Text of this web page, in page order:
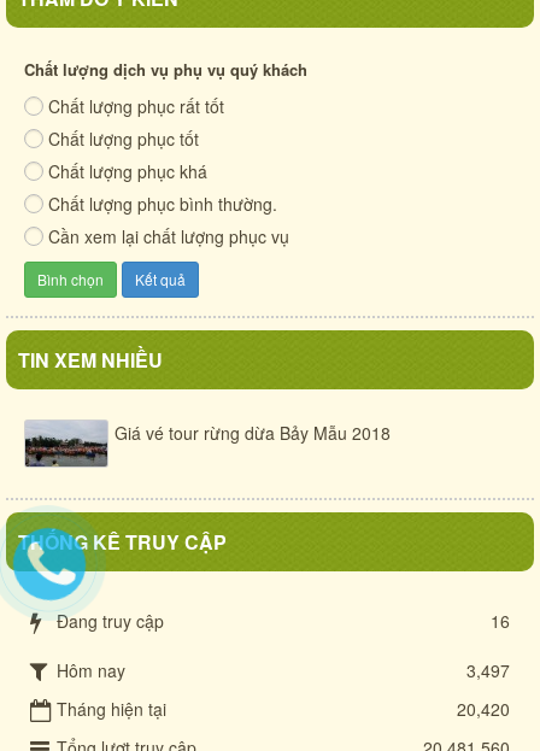
Xã Cẩm Thanh chung sức ươm mầm phần I
Cuộc sống quê xưa
Cẩm Thanh - mảnh đất anh hùng
Chất lượng dịch vụ phụ vụ quý khách
Chất lượng phục rất tốt
Chất lượng phục tốt
Chất lượng phục khá
Chất lượng phục bình thường.
Cần xem lại chất lượng phục vụ
TIN XEM NHIỀU
Giá vé tour rừng dừa Bảy Mẫu 2018
THỐNG KÊ TRUY CẬP
Đang truy cập 16
Hôm nay
3,497
Tháng hiện tại
20,420